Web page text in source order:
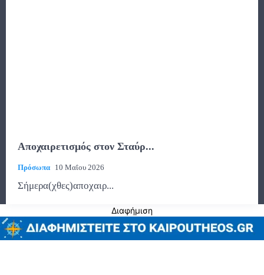
Αποχαιρετισμός στον Σταύρ...
Πρόσωπα 10 Μαΐου 2026
Σήμερα(χθες)αποχαιρ...
Διαφήμιση